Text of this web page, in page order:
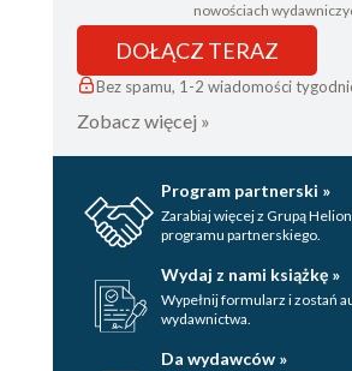
nowościach
DOŁĄCZ TERAZ
Bez spamu, 1-2 wiadomości
Zobacz więcej »
Program partnerski »
Zarabiaj więcej z Grupą
programu partnerskiego.
Wydaj z nami książkę »
Wypełnij formularz i zostań
wydawnictwa.
Da wydawców »